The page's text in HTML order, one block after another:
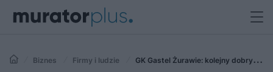
Biznes Firmy i ludzie
GK Gastel Żurawie: kolejny dobry